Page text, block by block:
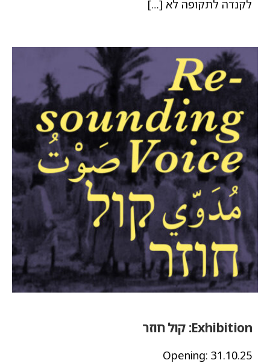
לקנדה לתקופה לא […]
Exhibition: קול חוזר
Opening: 31.10.25